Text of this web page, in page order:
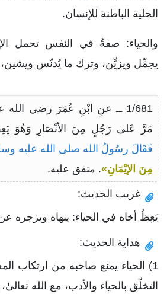
الحلية الباطنة للإنسان.
والحياء: صفةٌ في النفس تحمل
يجمِّل ويزيِّن، وترك ما يُدنّس ويشين،
1/681 ــ عنِ ابْنِ عُمَرَ رضي
مَرَّ عَلىٰ رَجُلٍ مِنَ الأنْصَارِ وَهُوَ
فَقَالَ رسُولُ الله صلى الله عليه
مِنَ الإيْمَانِ». متفق عليه.
غريب الحديث:
يَعِظُ أخاه في الحياء: ينهاه ويزجره
هداية الحديث:
1) الحياء يمنع صاحبه من ارتكاب
التخلّق بالحياء والأدب، مع الله